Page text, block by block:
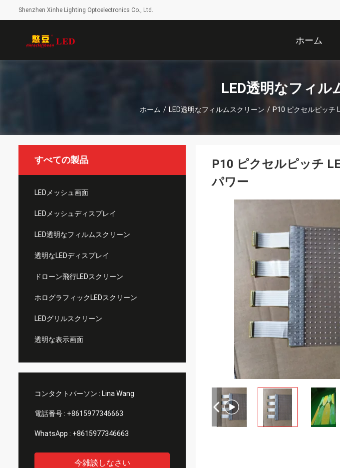
Shenzhen Xinhe Lighting Optoelectronics Co., Ltd.
ホーム
LED透明なフィル
ホーム / LED透明なフィルムスクリーン / P10 ピクセルピッチ
すべての製品
LEDメッシュ画面
LEDメッシュディスプレイ
LED透明なフィルムスクリーン
透明なLEDディスプレイ
ドローン飛行LEDスクリーン
ホログラフィックLEDスクリーン
LEDグリルスクリーン
透明な表示画面
コンタクトパーソン : Lina Wang
電話番号 : +8615977346663
WhatsApp : +8615977346663
今雑談しなさい
P10 ピクセルピッチ
パワー